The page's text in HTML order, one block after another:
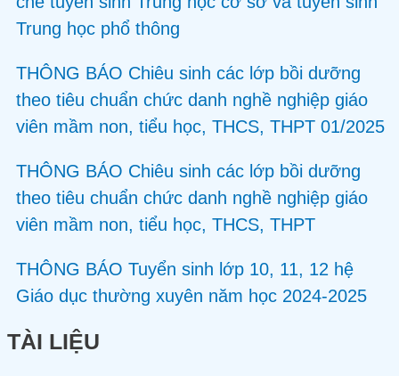
Trung học phổ thông
THÔNG BÁO Chiêu sinh các lớp bồi dưỡng
theo tiêu chuẩn chức danh nghề nghiệp giáo
viên mầm non, tiểu học, THCS, THPT 01/2025
THÔNG BÁO Chiêu sinh các lớp bồi dưỡng
theo tiêu chuẩn chức danh nghề nghiệp giáo
viên mầm non, tiểu học, THCS, THPT
THÔNG BÁO Tuyển sinh lớp 10, 11, 12 hệ
Giáo dục thường xuyên năm học 2024-2025
TÀI LIỆU